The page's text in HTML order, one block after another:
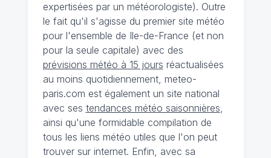
expertisées par un météorologiste). Outre
le fait qu'il s'agisse du premier site météo
pour l'ensemble de Ile-de-France (et non
pour la seule capitale) avec des
prévisions météo à 15 jours réactualisées
au moins quotidiennement, meteo-
paris.com est également un site national
avec ses tendances météo saisonnières,
ainsi qu'une formidable compilation de
tous les liens météo utiles que l'on peut
trouver sur internet. Enfin, avec sa